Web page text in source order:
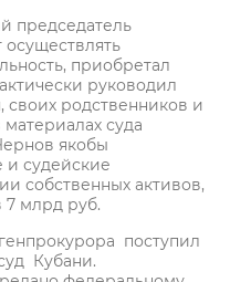
председатель
осуществлять
приобретал
руководил
своих родственников и
суда
якобы
и судейские
собственных активов,
7 млрд руб.
поступил
Кубани.